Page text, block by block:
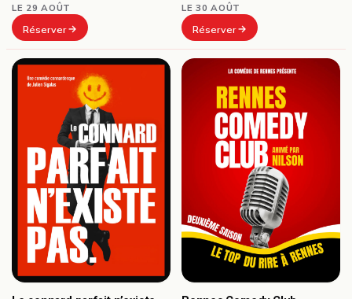
LE 29 AOÛT
Réserver
LE 30 AOÛT
Réserver